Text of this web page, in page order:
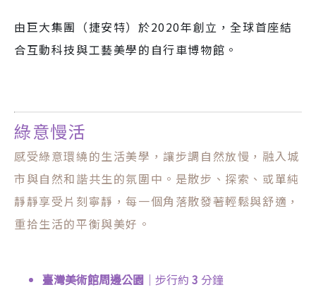
由巨大集團（捷安特）於2020年創立，全球首座結
合互動科技與工藝美學的自行車博物館。
綠意慢活
感受綠意環繞的生活美學，讓步調自然放慢，融入城
市與自然和諧共生的氛圍中。是散步、探索、或單純
靜靜享受片刻寧靜，每一個角落散發著輕鬆與舒適，
重拾生活的平衡與美好。
臺灣美術館周邊公園 ｜步行約 3 分鐘